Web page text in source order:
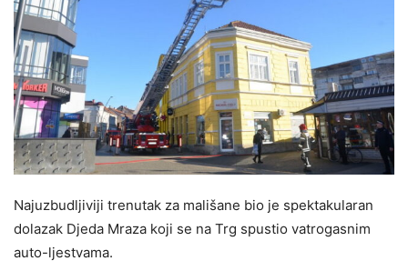
Najuzbudljiviji trenutak za mališane bio je spektakularan
dolazak Djeda Mraza koji se na Trg spustio vatrogasnim
auto-ljestvama.